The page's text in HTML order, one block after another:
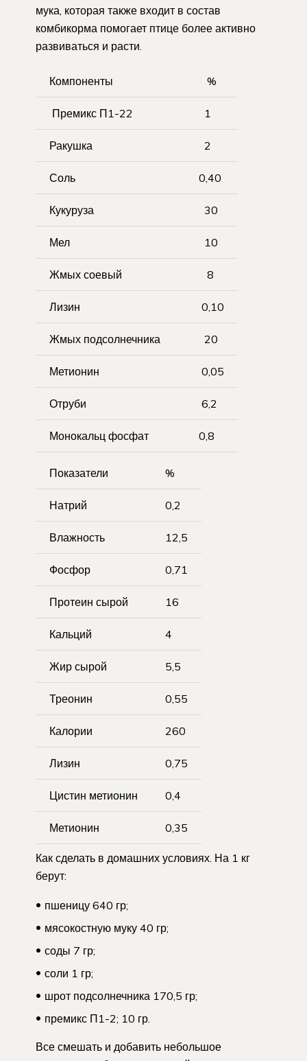
мука, которая также входит в состав
комбикорма помогает птице более активно
развиваться и расти.
Компоненты %
Премикс П1-22 1
Ракушка 2
Соль 0,40
Кукуруза 30
Мел 10
Жмых соевый 8
Лизин 0,10
Жмых подсолнечника 20
Метионин 0,05
Отруби 6,2
Монокальц фосфат 0,8
Показатели %
Натрий 0,2
Влажность 12,5
Фосфор 0,71
Протеин сырой 16
Кальций 4
Жир сырой 5,5
Треонин 0,55
Калории 260
Лизин 0,75
Цистин метионин 0,4
Метионин 0,35
Как сделать в домашних условиях. На 1 кг
берут:
пшеницу 640 гр;
мясокостную муку 40 гр;
соды 7 гр;
соли 1 гр;
шрот подсолнечника 170,5 гр;
премикс П1-2; 10 гр.
Все смешать и добавить небольшое